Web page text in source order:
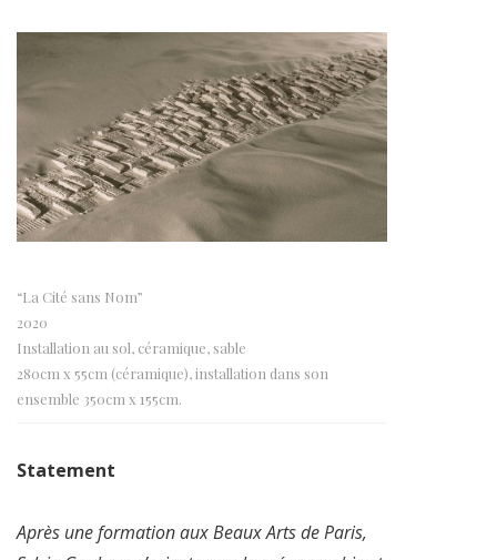
“La Cité sans Nom”
2020
Installation au sol, céramique, sable
280cm x 55cm (céramique), installation dans son
ensemble 350cm x 155cm.
Statement
Après une formation aux Beaux Arts de Paris,